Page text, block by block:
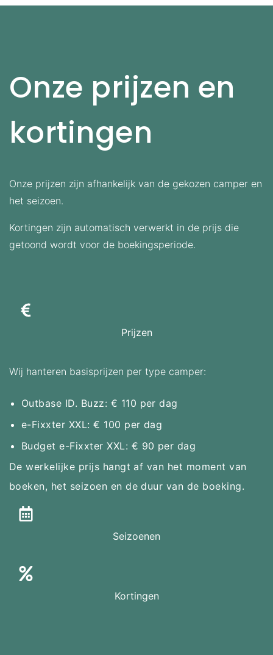
Onze prijzen en
kortingen
Onze prijzen zijn afhankelijk van de gekozen camper en
het seizoen.
Kortingen zijn automatisch verwerkt in de prijs die
getoond wordt voor de boekingsperiode.
Prijzen
Wij hanteren basisprijzen per type camper:
Outbase ID. Buzz: € 110 per dag
e-Fixxter XXL: € 100 per dag
Budget e-Fixxter XXL: € 90 per dag
De werkelijke prijs hangt af van het moment van
boeken, het seizoen en de duur van de boeking.
Seizoenen
Wij houden in onze prijzen rekening met de
Kortingen